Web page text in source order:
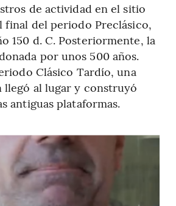
de actividad en el sitio
final del periodo Preclásico,
150 d. C. Posteriormente, la
por unos 500 años.
Clásico Tardío, una
llegó al lugar y construyó
antiguas plataformas.